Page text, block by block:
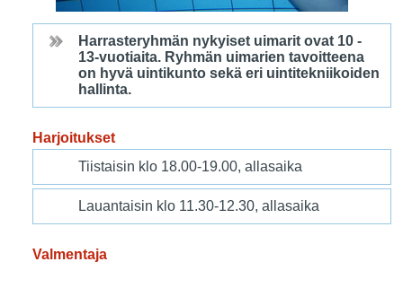
Harrasteryhmän nykyiset uimarit ovat 10 -
13-vuotiaita. Ryhmän uimarien tavoitteena
on hyvä uintikunto sekä eri uintitekniikoiden
hallinta.
Harjoitukset
Tiistaisin klo 18.00-19.00, allasaika
Lauantaisin klo 11.30-12.30, allasaika
Valmentaja